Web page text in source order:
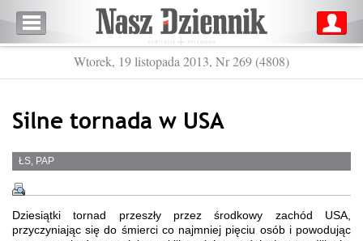
Wtorek, 19 listopada 2013, Nr 269 (4808)
Silne tornada w USA
ŁS, PAP
Dziesiątki tornad przeszły przez środkowy zachód USA,
przyczyniając się do śmierci co najmniej pięciu osób i powodując